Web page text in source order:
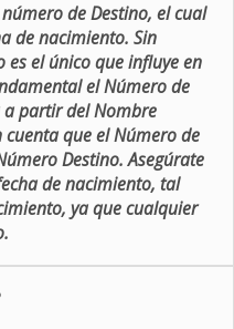
de Destino, el cual
de nacimiento. Sin
el único que influye en
el Número de
a partir del Nombre
cuenta que el Número de
Destino. Asegúrate
de nacimiento, tal
ya que cualquier